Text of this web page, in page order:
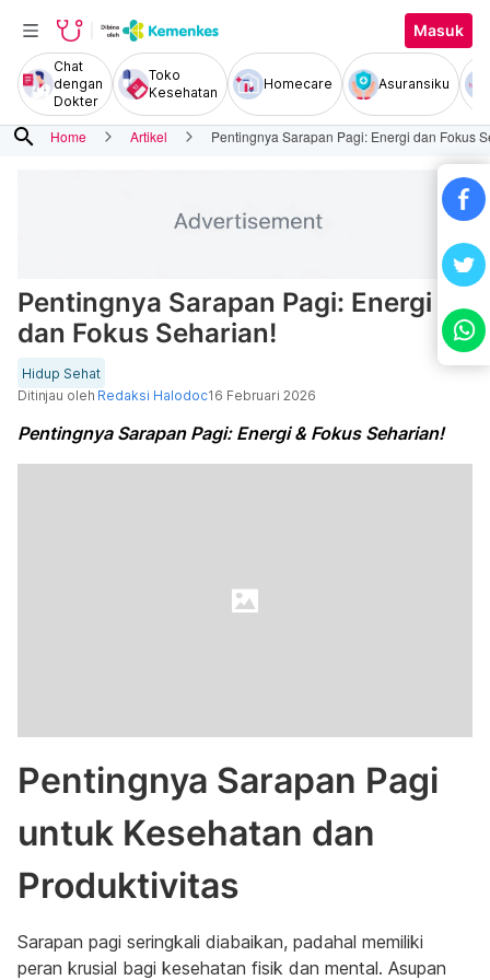
Masuk
Chat
dengan
Dokter
Toko
Kesehatan
Homecare Asuransiku
search Home Artikel Pentingnya Sarapan Pagi: Energi dan Fokus
Pentingnya Sarapan Pagi: Energi
dan Fokus Seharian!
Hidup Sehat
Ditinjau oleh Redaksi Halodoc16 Februari 2026
Pentingnya Sarapan Pagi: Energi & Fokus Seharian!
Pentingnya Sarapan Pagi
untuk Kesehatan dan
Produktivitas
Sarapan pagi seringkali diabaikan, padahal memiliki
peran krusial bagi kesehatan fisik dan mental. Asupan